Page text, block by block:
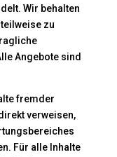
Wir behalten
zu
Angebote sind
fremder
verweisen,
Für alle Inhalte